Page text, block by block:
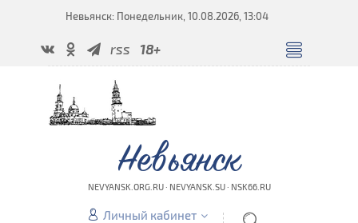
Невьянск: Понедельник, 10.08.2026, 13:04
rss 18+
Невьянск
NEVYANSK.ORG.RU · NEVYANSK.SU · NSK66.RU
Личный кабинет